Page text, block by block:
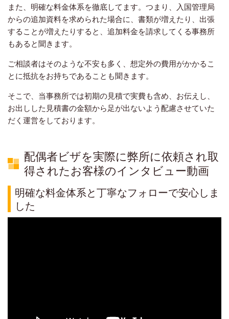
また、明確な料金体系を徹底してます。つまり、入国管理局
からの追加資料を求められた場合に、書類が増えたり、出張
することが増えたりすると、追加料金を請求してくる事務所
もあると聞きます。
ご相談者はそのような不安も多く、想定外の費用がかかるこ
とに抵抗をお持ちであることも聞きます。
そこで、当事務所では初期の見積で実費も含め、お伝えし、
お出しした見積書の金額から足が出ないよう配慮させていた
だく運営をしております。
配偶者ビザを実際に弊所に依頼され取
得されたお客様のインタビュー動画
明確な料金体系と丁寧なフォローで安心しま
した